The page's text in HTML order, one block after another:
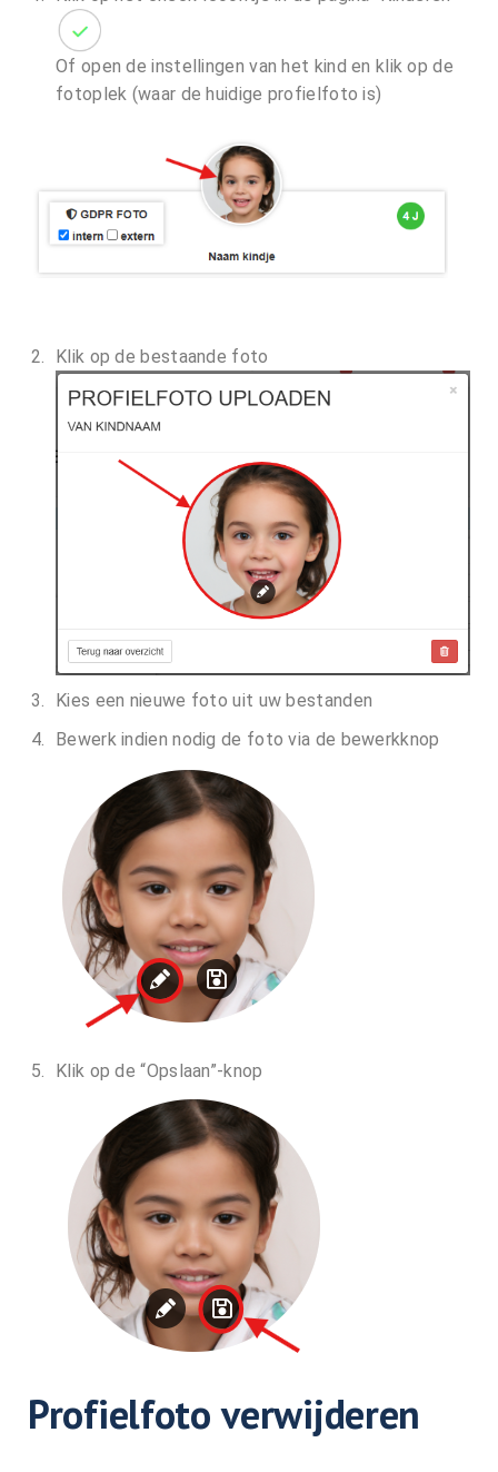
Of open de instellingen van het kind en klik op de
fotoplek (waar de huidige profielfoto is)
Klik op de bestaande foto
Kies een nieuwe foto uit uw bestanden
Bewerk indien nodig de foto via de bewerkknop
Klik op de “Opslaan”-knop
Profielfoto verwijderen